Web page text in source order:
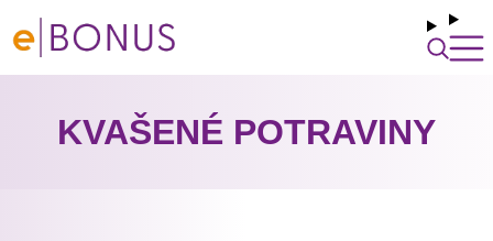
KVAŠENÉ POTRAVINY